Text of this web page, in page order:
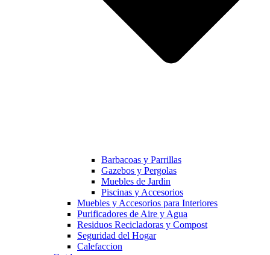
Barbacoas y Parrillas
Gazebos y Pergolas
Muebles de Jardin
Piscinas y Accesorios
Muebles y Accesorios para Interiores
Purificadores de Aire y Agua
Residuos Recicladoras y Compost
Seguridad del Hogar
Calefaccion